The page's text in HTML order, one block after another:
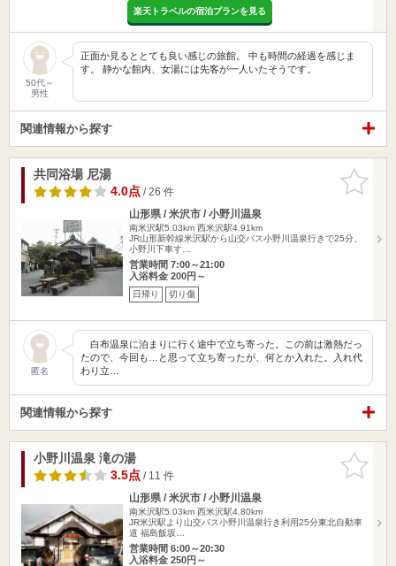
楽天トラベルの宿泊プランを見る
50代～
男性
正面か見るととても良い感じの旅館。 中も時間の経過を感じま
す。 静かな館内、女湯には先客が一人いたそうです。
関連情報から探す
お気に入
りに追加
共同浴場 尼湯
4.0点/ 26 件
山形県 / 米沢市 / 小野川温泉
南米沢駅5.03km 西米沢駅4.91km
JR山形新幹線米沢駅から山交バス小野川温泉行きで25分、
小野川下車す…
営業時間 7:00～21:00
入浴料金 200円～
日帰り 切り傷
匿名
白布温泉に泊まりに行く途中で立ち寄った。この前は激熱だっ
たので、今回も…と思って立ち寄ったが、何とか入れた。入れ代
わり立…
関連情報から探す
お気に入
りに追加
小野川温泉 滝の湯
3.5点/ 11 件
山形県 / 米沢市 / 小野川温泉
南米沢駅5.03km 西米沢駅4.80km
JR米沢駅より山交バス小野川温泉行き利用25分東北自動車
道 福島飯坂…
営業時間 6:00～20:30
入浴料金 250円～